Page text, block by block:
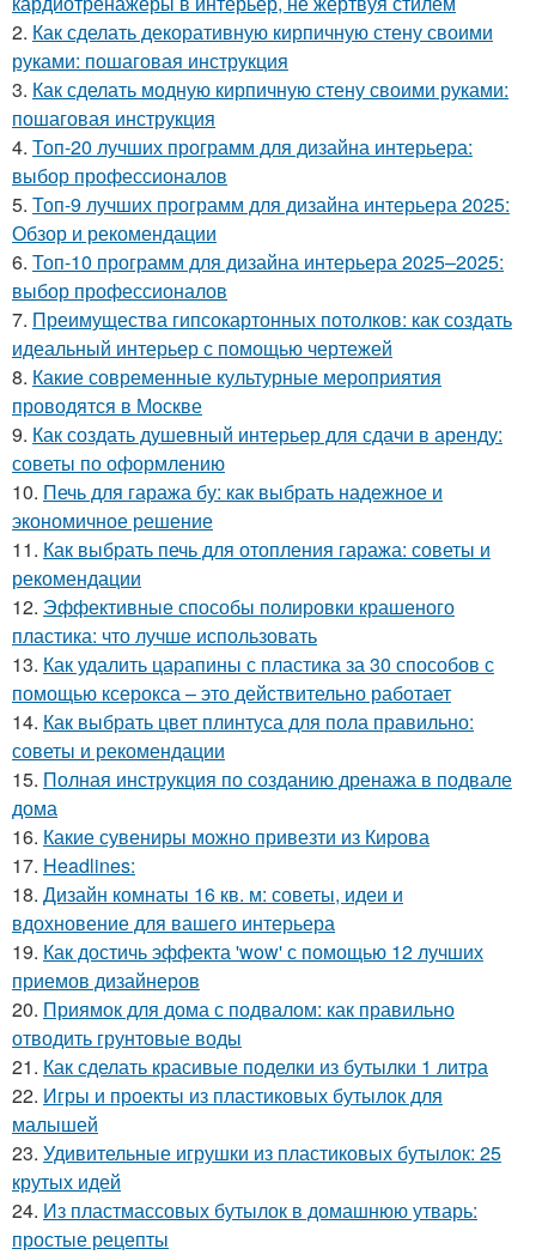
2. Как сделать декоративную кирпичную стену своими
руками: пошаговая инструкция
3. Как сделать модную кирпичную стену своими руками:
пошаговая инструкция
4. Топ-20 лучших программ для дизайна интерьера:
выбор профессионалов
5. Топ-9 лучших программ для дизайна интерьера 2025:
Обзор и рекомендации
6. Топ-10 программ для дизайна интерьера 2025–2025:
выбор профессионалов
7. Преимущества гипсокартонных потолков: как создать
идеальный интерьер с помощью чертежей
8. Какие современные культурные мероприятия
проводятся в Москве
9. Как создать душевный интерьер для сдачи в аренду:
советы по оформлению
10. Печь для гаража бу: как выбрать надежное и
экономичное решение
11. Как выбрать печь для отопления гаража: советы и
рекомендации
12. Эффективные способы полировки крашеного
пластика: что лучше использовать
13. Как удалить царапины с пластика за 30 способов с
помощью ксерокса – это действительно работает
14. Как выбрать цвет плинтуса для пола правильно:
советы и рекомендации
15. Полная инструкция по созданию дренажа в подвале
дома
16. Какие сувениры можно привезти из Кирова
17. Headlines:
18. Дизайн комнаты 16 кв. м: советы, идеи и
вдохновение для вашего интерьера
19. Как достичь эффекта 'wow' с помощью 12 лучших
приемов дизайнеров
20. Приямок для дома с подвалом: как правильно
отводить грунтовые воды
21. Как сделать красивые поделки из бутылки 1 литра
22. Игры и проекты из пластиковых бутылок для
малышей
23. Удивительные игрушки из пластиковых бутылок: 25
крутых идей
24. Из пластмассовых бутылок в домашнюю утварь:
простые рецепты